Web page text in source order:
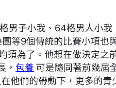
男子小我、64格男人小
等9個傳統的比賽小項
為了。他想在做決定
， 包養 可是隨同著前幾屆
他們的帶動下，更多的